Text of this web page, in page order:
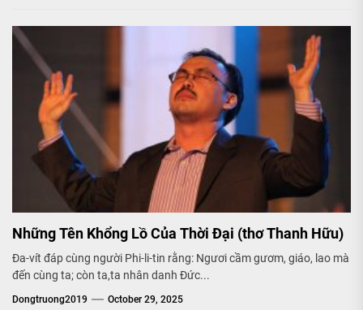
Những Tên Khổng Lồ Của Thời Đại (thơ Thanh Hữu)
Đa-vít đáp cùng người Phi-li-tin rằng: Ngươi cầm gươm, giáo, lao mà
đến cùng ta; còn ta,ta nhân danh Đức...
Dongtruong2019 October 29, 2025